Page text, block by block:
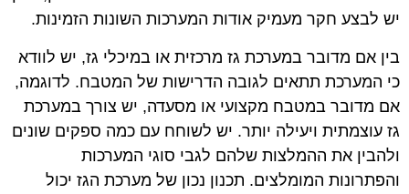
יש לבצע חקר מעמיק אודות המערכות השונות הזמינות.
בין אם מדובר במערכת גז מרכזית או במיכלי גז, יש לוודא
כי המערכת תתאים לגובה הדרישות של המטבח. לדוגמה,
אם מדובר במטבח מקצועי או מסעדה, יש צורך במערכת
גז עוצמתית ויעילה יותר. יש לשוחח עם כמה ספקים שונים
ולהבין את ההמלצות שלהם לגבי סוגי המערכות
והפתרונות המומלצים. תכנון נכון של מערכת הגז יכול